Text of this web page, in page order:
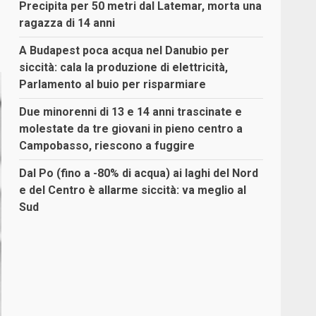
Precipita per 50 metri dal Latemar, morta una
ragazza di 14 anni
A Budapest poca acqua nel Danubio per
siccità: cala la produzione di elettricità,
Parlamento al buio per risparmiare
Due minorenni di 13 e 14 anni trascinate e
molestate da tre giovani in pieno centro a
Campobasso, riescono a fuggire
Dal Po (fino a -80% di acqua) ai laghi del Nord
e del Centro è allarme siccità: va meglio al
Sud